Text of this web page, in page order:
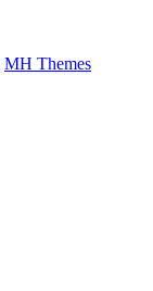
MH Themes